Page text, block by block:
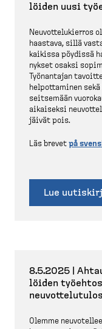
löiden uusi
Neuvot­te­lu­kierros
haastava, sillä
kaikissa pöydissä
nykset osaksi
Työnantajan
helpot­taminen
seitsemään
aikaiseksi
jäivät pois.
Läs brevet på
Lue
8.5.2025 |
löiden
Olemme